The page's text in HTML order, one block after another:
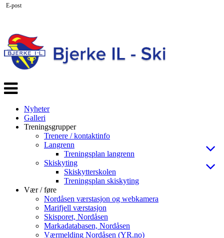
Veksle
navigasjon
Nyheter
Galleri
Treningsgrupper
Trenere / kontaktinfo
Langrenn
Treningsplan langrenn
Skiskyting
Skiskytterskolen
Treningsplan skiskyting
Vær / føre
Nordåsen værstasjon og webkamera
Marifjell værstasjon
Skisporet, Nordåsen
Markadatabasen, Nordåsen
Værmelding Nordåsen (YR.no)
E-post